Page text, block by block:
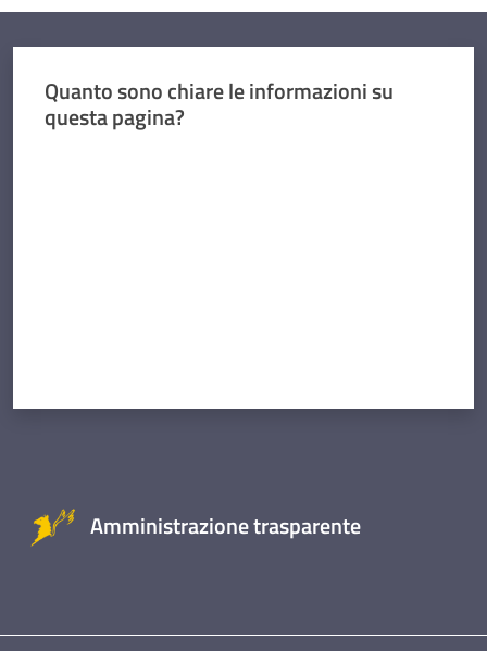
Quanto sono chiare le informazioni su
questa pagina?
Amministrazione trasparente